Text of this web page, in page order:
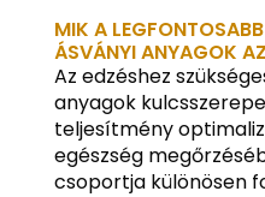
MIK A
ÁSVÁNYI ANYAGOK
Az edzéshez
anyagok
teljesítmény
egészség
csoportja különösen